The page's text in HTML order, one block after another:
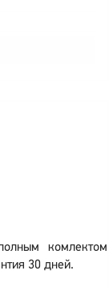
комлектом
30 дней.